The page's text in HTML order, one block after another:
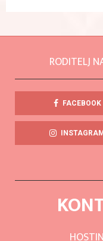
RODITELJ
FACEBOOK